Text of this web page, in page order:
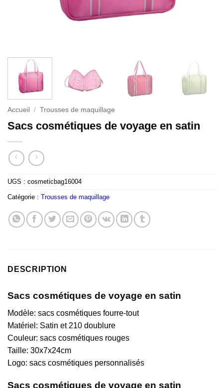
Accueil / Trousses de maquillage
Sacs cosmétiques de voyage en satin
UGS : cosmeticbag16004
Catégorie : Trousses de maquillage
DESCRIPTION
Sacs cosmétiques de voyage en satin
Modèle: sacs cosmétiques fourre-tout
Matériel: Satin et 210 doublure
Couleur: sacs cosmétiques rouges
Taille: 30x7x24cm
Logo: sacs cosmétiques personnalisés
Sacs cosmétiques de voyage en satin